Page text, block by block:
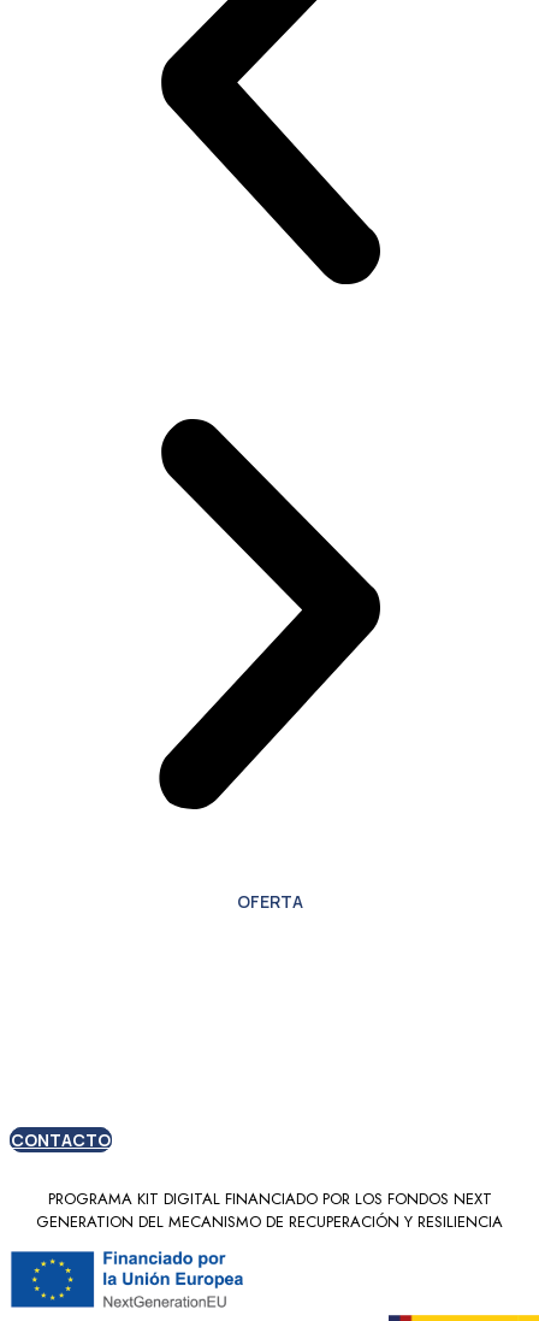
OFERTA
CONTACTO
PROGRAMA KIT DIGITAL FINANCIADO POR LOS FONDOS NEXT
GENERATION DEL MECANISMO DE RECUPERACIÓN Y RESILIENCIA